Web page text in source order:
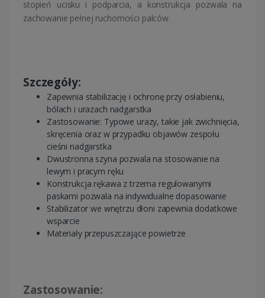
stopień ucisku i podparcia, a konstrukcja pozwala na
zachowanie pełnej ruchomości palców.
Szczegóły:
Zapewnia stabilizację i ochronę przy osłabieniu,
bólach i urazach nadgarstka
Zastosowanie: Typowe urazy, takie jak zwichnięcia,
skręcenia oraz w przypadku objawów zespołu
cieśni nadgarstka
Dwustronna szyna pozwala na stosowanie na
lewym i pracym ręku
Konstrukcja rękawa z trzema regulowanymi
paskami pozwala na indywidualne dopasowanie
Stabilizator we wnętrzu dłoni zapewnia dodatkowe
wsparcie
Materiały przepuszczające powietrze
Zastosowanie: